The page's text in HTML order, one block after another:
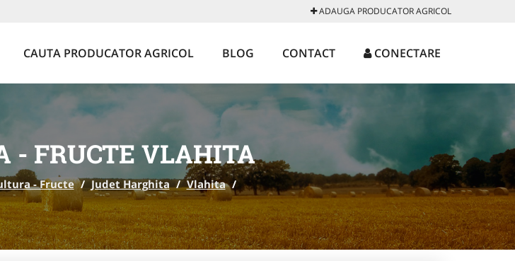
ADAUGA PRODUCATOR AGRICOL
CAUTA PRODUCATOR AGRICOL BLOG CONTACT CONECTARE
- FRUCTE VLAHITA
- Fructe / Judet Harghita / Vlahita /